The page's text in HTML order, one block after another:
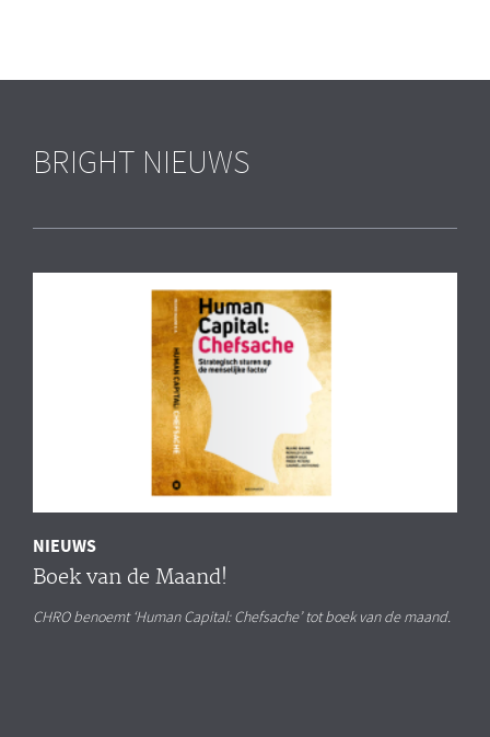
BRIGHT NIEUWS
NIEUWS
Boek van de Maand!
CHRO benoemt ‘Human Capital: Chefsache’ tot boek van de maand.